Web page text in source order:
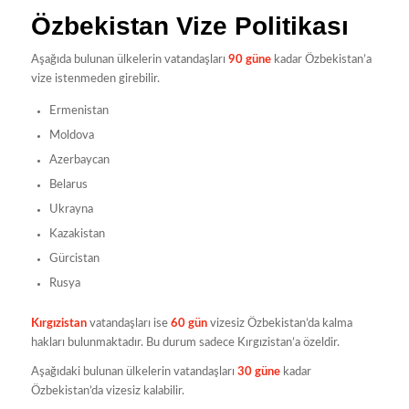
Özbekistan Vize Politikası
Aşağıda bulunan ülkelerin vatandaşları 90 günekadar Özbekistan’a
vize istenmeden girebilir.
Ermenistan
Moldova
Azerbaycan
Belarus
Ukrayna
Kazakistan
Gürcistan
Rusya
Kırgızistanvatandaşları ise 60 günvizesiz Özbekistan’da kalma
hakları bulunmaktadır. Bu durum sadece Kırgızistan’a özeldir.
Aşağıdaki bulunan ülkelerin vatandaşları 30 günekadar
Özbekistan’da vizesiz kalabilir.